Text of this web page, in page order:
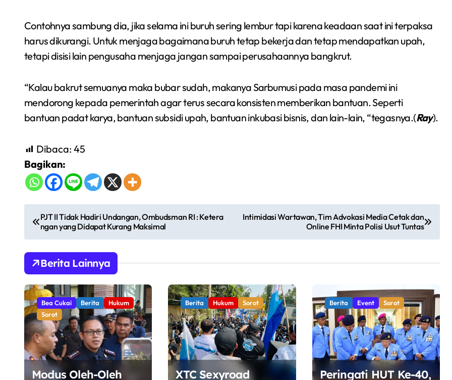
Contohnya sambung dia, jika selama ini buruh sering lembur tapi karena keadaan saat ini terpaksa
harus dikurangi. Untuk menjaga bagaimana buruh tetap bekerja dan tetap mendapatkan upah,
tetapi disisi lain pengusaha menjaga jangan sampai perusahaannya bangkrut.
“Kalau bakrut semuanya maka bubar sudah, makanya Sarbumusi pada masa pandemi ini
mendorong kepada pemerintah agar terus secara konsisten memberikan bantuan. Seperti
bantuan padat karya, bantuan subsidi upah, bantuan inkubasi bisnis, dan lain-lain, “tegasnya.(Ray).
Dibaca: 45
Bagikan:
N
a
v
i
g
a
s
i
PJT II Tidak Hadiri Undangan, Ombudsman RI : Ketera
ngan yang Didapat Kurang Maksimal
Intimidasi Wartawan, Tim Advokasi Media Cetak dan
Online FHI Minta Polisi Usut Tuntas
Berita Lainnya
Bea Cukai Berita
Hukum
Sorot
Modus Oleh-Oleh
Berita Hukum Sorot
XTC Sexyroad
Berita Event Sorot
Peringati HUT Ke-40,